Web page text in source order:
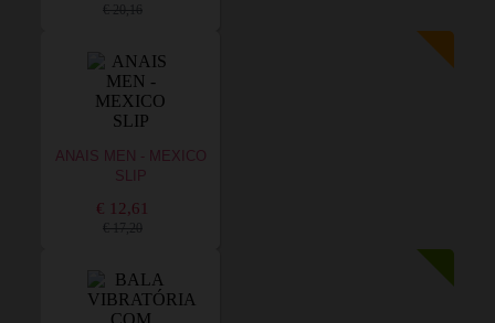
€ 20,16
ANAIS MEN - MEXICO
SLIP
€ 12,61
€ 17,20